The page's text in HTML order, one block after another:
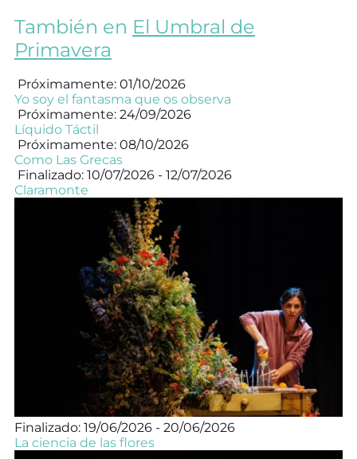
También en El Umbral de
Primavera
Próximamente: 01/10/2026
Yo soy el fantasma que os observa
Próximamente: 24/09/2026
Líquido Táctil
Próximamente: 08/10/2026
Como Las Grecas
Finalizado: 10/07/2026 - 12/07/2026
Claramonte
Finalizado: 19/06/2026 - 20/06/2026
La ciencia de las flores